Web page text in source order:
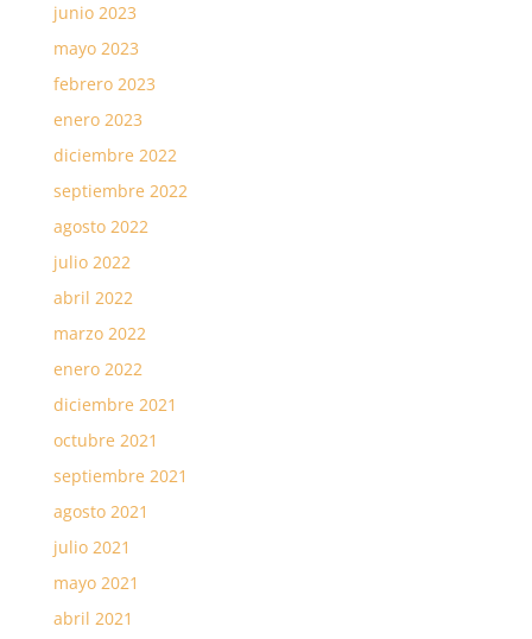
junio 2023
mayo 2023
febrero 2023
enero 2023
diciembre 2022
septiembre 2022
agosto 2022
julio 2022
abril 2022
marzo 2022
enero 2022
diciembre 2021
octubre 2021
septiembre 2021
agosto 2021
julio 2021
mayo 2021
abril 2021